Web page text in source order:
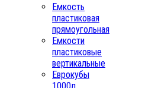
Емкость
пластиковая
прямоугольная
Емкости
пластиковые
вертикальные
Еврокубы